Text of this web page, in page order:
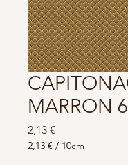
MARRON
2,13 €
2,13 € / 10cm